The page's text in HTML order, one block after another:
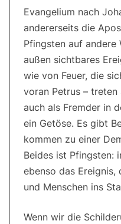
Evangelium nach
andererseits die
Pfingsten auf andere
außen sichtbares
wie von Feuer, die
voran Petrus –
auch als Fremder in
ein Getöse. Es gibt
kommen zu einer
Beides ist Pfingsten:
ebenso das Ereignis,
und Menschen ins
Wenn wir die